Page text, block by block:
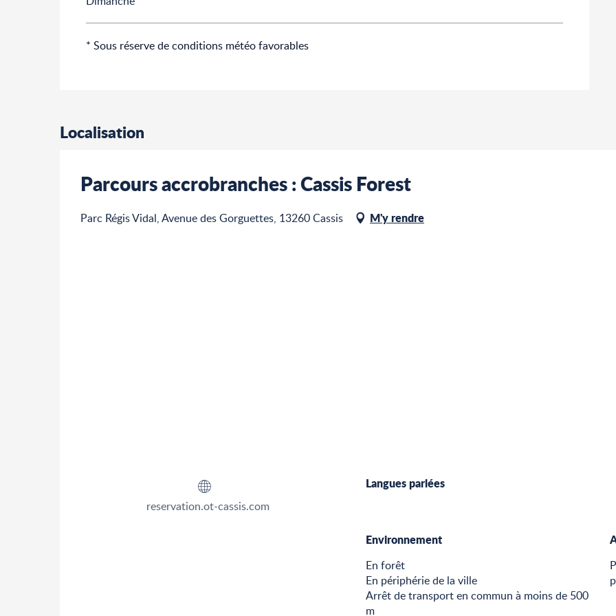
* Sous réserve de conditions météo favorables
Localisation
Parcours accrobranches : Cassis Forest
Parc Régis Vidal, Avenue des Gorguettes, 13260 Cassis M'y rendre
reservation.ot-cassis.com
Langues parlées
Langues parlées
Environnement
Environnement
En forêt
En périphérie de la ville
Arrêt de transport en commun à moins de 500
m